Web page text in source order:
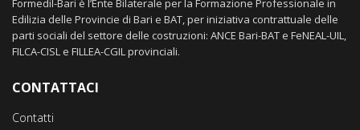
Formedil-Bari è l’Ente Bilaterale per la Formazione Professionale in
Edilizia delle Provincie di Bari e BAT, per iniziativa contrattuale delle
parti sociali del settore delle costruzioni: ANCE Bari-BAT e FeNEAL-UIL,
FILCA-CISL e FILLEA-CGIL provinciali.
CONTATTACI
Contatti